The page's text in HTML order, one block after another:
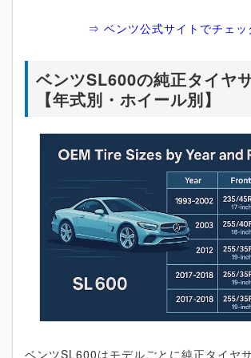
⇒ ベンツ公式サイトでチェッ
ベンツSL600の純正タイヤ
【年式別・ホイール別】
ベンツSL600はモデルごとに純正タイヤ